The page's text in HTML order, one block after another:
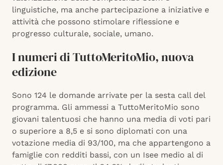
linguistiche, ma anche partecipazione a iniziative e
attività che possono stimolare riflessione e
progresso culturale, sociale, umano.
I numeri di TuttoMeritoMio, nuova
edizione
Sono 124 le domande arrivate per la sesta call del
programma. Gli ammessi a TuttoMeritoMio sono
giovani talentuosi che hanno una media di voti pari
o superiore a 8,5 e si sono diplomati con una
votazione media di 93/100, ma che appartengono a
famiglie con redditi bassi, con un Isee medio al di